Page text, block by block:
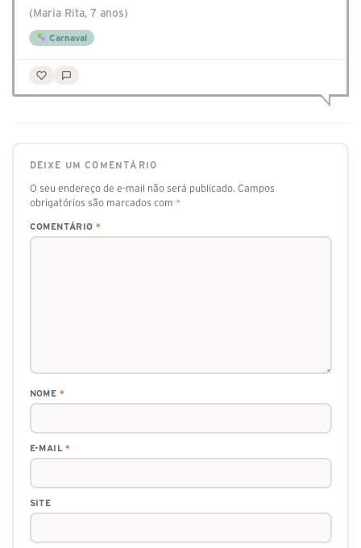
(Maria Rita, 7 anos)
Carnaval
DEIXE UM COMENTÁRIO
O seu endereço de e-mail não será publicado. Campos
obrigatórios são marcados com *
COMENTÁRIO *
NOME *
E-MAIL*
SITE